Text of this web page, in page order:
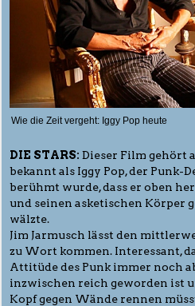
Wie die Zeit vergeht: Iggy Pop heute
DIE STARS: Dieser Film gehört
bekannt als Iggy Pop, der Punk-
berühmt wurde, dass er oben
und seinen asketischen Körper
wälzte.
Jim Jarmusch lässt den
zu Wort kommen. Interessant,
Attitüde des Punk immer noch
inzwischen reich geworden ist
Kopf gegen Wände rennen